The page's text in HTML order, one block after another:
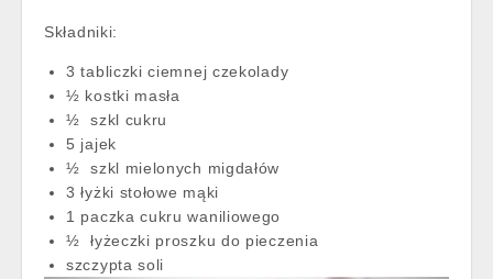
Składniki:
3 tabliczki ciemnej czekolady
½ kostki masła
½ szkl cukru
5 jajek
½ szkl mielonych migdałów
3 łyżki stołowe mąki
1 paczka cukru waniliowego
½ łyżeczki proszku do pieczenia
szczypta soli